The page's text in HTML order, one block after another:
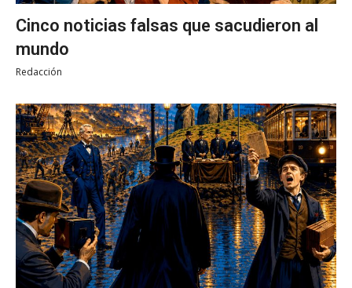
Cinco noticias falsas que sacudieron al
mundo
Redacción